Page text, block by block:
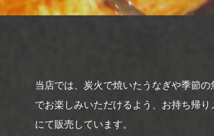
当店では、炭火で焼いたうなぎや季節の
でお楽しみいただけるよう、お持ち帰り
にて販売しています。